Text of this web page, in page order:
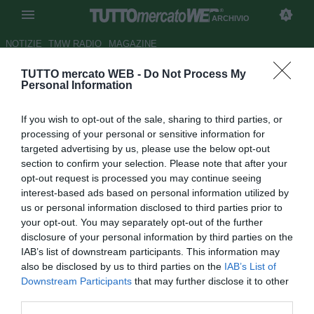
TUTTO mercato WEB - Do Not Process My
Personal Information
If you wish to opt-out of the sale, sharing to third parties, or
processing of your personal or sensitive information for
targeted advertising by us, please use the below opt-out
section to confirm your selection. Please note that after your
opt-out request is processed you may continue seeing
interest-based ads based on personal information utilized by
us or personal information disclosed to third parties prior to
your opt-out. You may separately opt-out of the further
disclosure of your personal information by third parties on the
IAB’s list of downstream participants. This information may
also be disclosed by us to third parties on the IAB’s List of
Downstream Participants that may further disclose it to other
ARCHIVIO
NOTIZIE TMW RADIO MAGAZINE
Fiorentina: i Della Valle saranno
Autore Appi .
04.07.2006 09:52
vedi letture
Esclusiva Violanews